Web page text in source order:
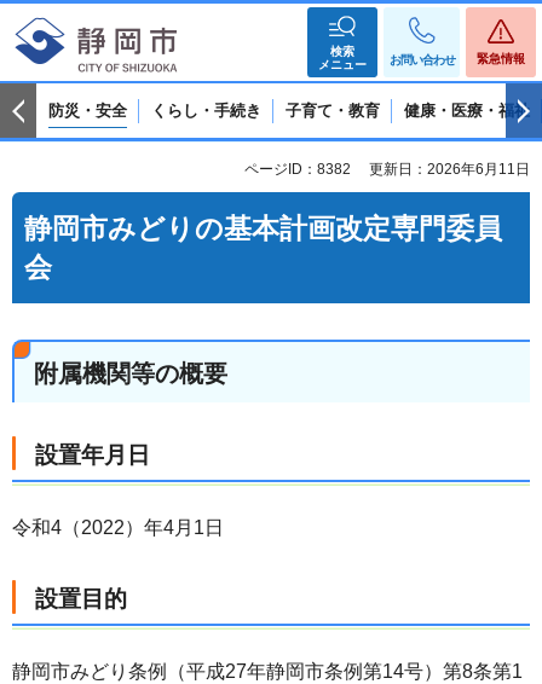
検索
メニュー
お問い合わせ 緊急情報
防災・安全 くらし・手続き 子育て・教育 健康・医療・福祉
ページID：8382 更新日：2026年6月11日
静岡市みどりの基本計画改定専門委員
会
附属機関等の概要
設置年月日
令和4（2022）年4月1日
設置目的
静岡市みどり条例（平成27年静岡市条例第14号）第8条第1